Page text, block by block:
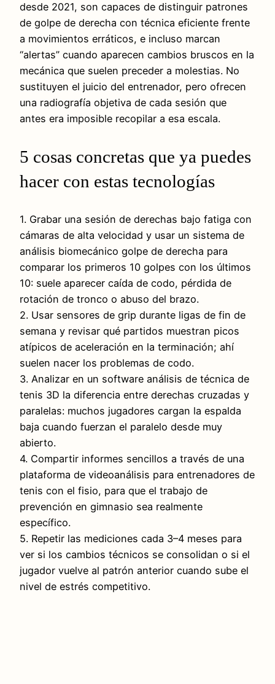
desde 2021, son capaces de distinguir patrones
de golpe de derecha con técnica eficiente frente
a movimientos erráticos, e incluso marcan
“alertas” cuando aparecen cambios bruscos en la
mecánica que suelen preceder a molestias. No
sustituyen el juicio del entrenador, pero ofrecen
una radiografía objetiva de cada sesión que
antes era imposible recopilar a esa escala.
5 cosas concretas que ya puedes
hacer con estas tecnologías
1. Grabar una sesión de derechas bajo fatiga con
cámaras de alta velocidad y usar un sistema de
análisis biomecánico golpe de derecha para
comparar los primeros 10 golpes con los últimos
10: suele aparecer caída de codo, pérdida de
rotación de tronco o abuso del brazo.
2. Usar sensores de grip durante ligas de fin de
semana y revisar qué partidos muestran picos
atípicos de aceleración en la terminación; ahí
suelen nacer los problemas de codo.
3. Analizar en un software análisis de técnica de
tenis 3D la diferencia entre derechas cruzadas y
paralelas: muchos jugadores cargan la espalda
baja cuando fuerzan el paralelo desde muy
abierto.
4. Compartir informes sencillos a través de una
plataforma de videoanálisis para entrenadores de
tenis con el fisio, para que el trabajo de
prevención en gimnasio sea realmente
específico.
5. Repetir las mediciones cada 3–4 meses para
ver si los cambios técnicos se consolidan o si el
jugador vuelve al patrón anterior cuando sube el
nivel de estrés competitivo.